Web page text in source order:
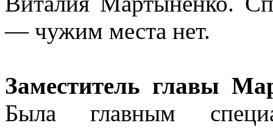
— чужим места нет.
Заместитель главы
Была главным